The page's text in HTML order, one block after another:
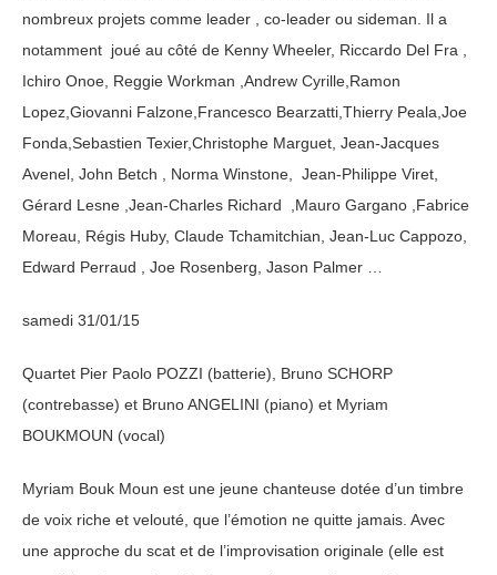
nombreux projets comme leader , co-leader ou sideman. Il a
notamment joué au côté de Kenny Wheeler, Riccardo Del Fra ,
Ichiro Onoe, Reggie Workman ,Andrew Cyrille,Ramon
Lopez,Giovanni Falzone,Francesco Bearzatti,Thierry Peala,Joe
Fonda,Sebastien Texier,Christophe Marguet, Jean-Jacques
Avenel, John Betch , Norma Winstone, Jean-Philippe Viret,
Gérard Lesne ,Jean-Charles Richard ,Mauro Gargano ,Fabrice
Moreau, Régis Huby, Claude Tchamitchian, Jean-Luc Cappozo,
Edward Perraud , Joe Rosenberg, Jason Palmer …
samedi 31/01/15
Quartet Pier Paolo POZZI (batterie), Bruno SCHORP
(contrebasse) et Bruno ANGELINI (piano) et Myriam
BOUKMOUN (vocal)
Myriam Bouk Moun est une jeune chanteuse dotée d’un timbre
de voix riche et velouté, que l’émotion ne quitte jamais. Avec
une approche du scat et de l’improvisation originale (elle est